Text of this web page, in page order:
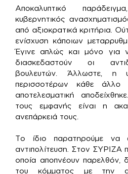
Αποκαλυπτικό
κυβερνητικός
από αξιοκρατικά κριτήρια.
ενίσχυση κάποιων
Έγινε απλώς και μόνο για
διασκεδαστούν οι
βουλευτών. Άλλωστε, η
περισσοτέρων κάθε άλλο
αποτελεσματική
τους εμφανής είναι η
ανεπάρκειά τους.
Το ίδιο παρατηρούμε να
αντιπολίτευση. Στον ΣΥΡΙΖΑ
οποία αποπνέουν παρελθόν,
του κόμματος με την